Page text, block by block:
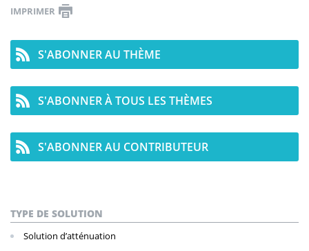
IMPRIMER
S'ABONNER AU THÈME
S'ABONNER À TOUS LES THÈMES
S'ABONNER AU CONTRIBUTEUR
TYPE DE SOLUTION
Solution d’atténuation